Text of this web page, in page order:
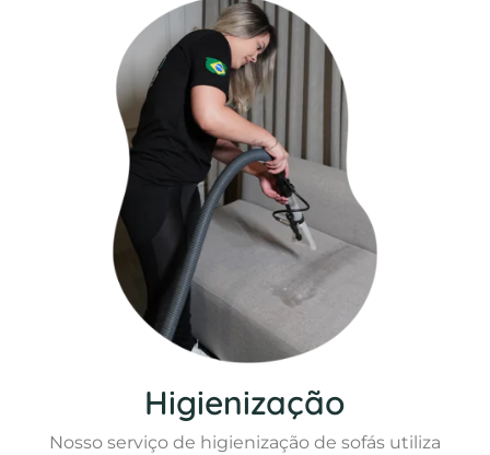
Higienização
Nosso serviço de higienização de sofás utiliza